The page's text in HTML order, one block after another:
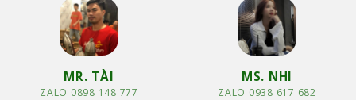
MR. TÀI
ZALO 0898 148 777
MS. NHI
ZALO 0938 617 682